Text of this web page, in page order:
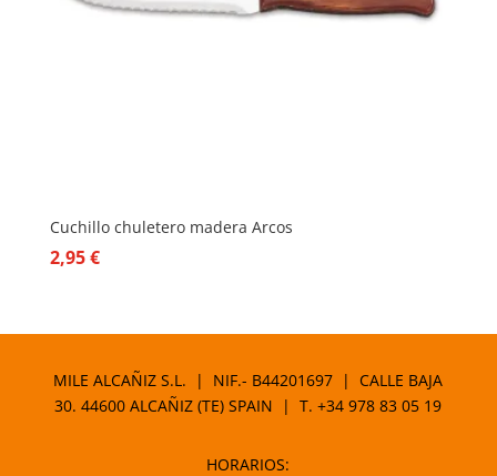
Cuchillo chuletero madera Arcos
2,95€
MILE ALCAÑIZ S.L. | NIF.- B44201697 | CALLE BAJA
30. 44600 ALCAÑIZ (TE) SPAIN | T.+34 978 83 05 19
HORARIOS: